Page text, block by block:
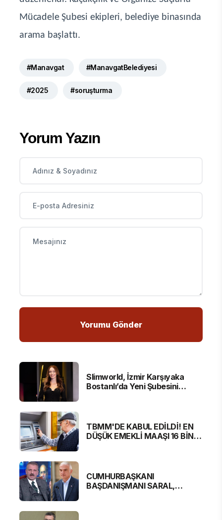
Mücadele Şubesi ekipleri, belediye binasında
arama başlattı.
#Manavgat #ManavgatBelediyesi
#2025 #soruşturma
Yorum Yazın
Slimworld, İzmir Karşıyaka
Bostanlı’da Yeni Şubesini
TBMM'DE KABUL EDİLDİ! EN
DÜŞÜK EMEKLİ MAAŞI 16 BİN
CUMHURBAŞKANI
BAŞDANIŞMANI SARAL,